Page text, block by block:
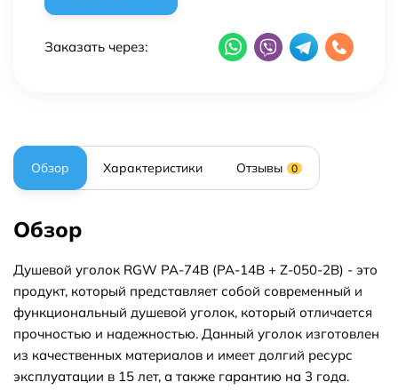
Заказать через:
Обзор Характеристики Отзывы 0
Обзор
Душевой уголок RGW PA-74B (PA-14B + Z-050-2B) - это
продукт, который представляет собой современный и
функциональный душевой уголок, который отличается
прочностью и надежностью. Данный уголок изготовлен
из качественных материалов и имеет долгий ресурс
эксплуатации в 15 лет, а также гарантию на 3 года.